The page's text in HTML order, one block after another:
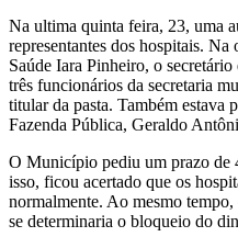
Na ultima quinta feira, 23, uma
representantes dos hospitais. Na
Saúde Iara Pinheiro, o
três funcionários da secretaria
titular da pasta. Também estava
Fazenda Pública, Geraldo
O Município pediu um prazo de
isso, ficou acertado que os
normalmente. Ao mesmo
se determinaria o bloqueio do